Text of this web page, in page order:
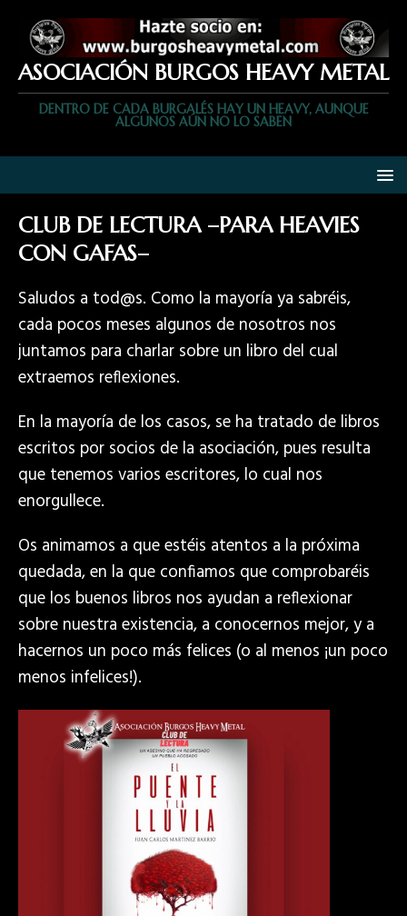
ASOCIACIÓN BURGOS HEAVY METAL
DENTRO DE CADA BURGALÉS HAY UN HEAVY, AUNQUE
ALGUNOS AÚN NO LO SABEN
CLUB DE LECTURA –PARA HEAVIES
CON GAFAS–
Saludos a tod@s. Como la mayoría ya sabréis,
cada pocos meses algunos de nosotros nos
juntamos para charlar sobre un libro del cual
extraemos reflexiones.
En la mayoría de los casos, se ha tratado de libros
escritos por socios de la asociación, pues resulta
que tenemos varios escritores, lo cual nos
enorgullece.
Os animamos a que estéis atentos a la próxima
quedada, en la que confiamos que comprobaréis
que los buenos libros nos ayudan a reflexionar
sobre nuestra existencia, a conocernos mejor, y a
hacernos un poco más felices (o al menos ¡un poco
menos infelices!).